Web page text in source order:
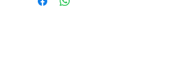
Idioma: Castellano